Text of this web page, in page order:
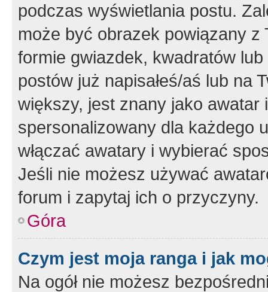
podczas wyświetlania postu.
może być obrazek powiązany z
formie gwiazdek, kwadratów
postów już napisałeś/aś lub na
większy, jest znany jako
spersonalizowany dla każdego
włączać awatary i wybierać
Jeśli nie możesz używać
forum i zapytaj ich o przyczyny.
Góra
Czym jest moja ranga i jak
Na ogół nie możesz